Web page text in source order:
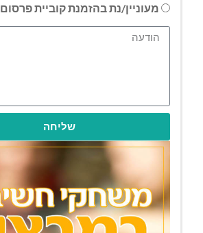
מעוניין/נת בהזמנת קוביית פרסום
שליחה